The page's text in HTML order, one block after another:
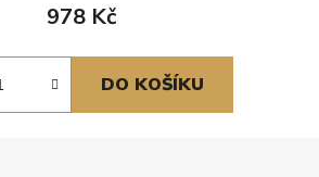
978 Kč
DO KOŠÍKU